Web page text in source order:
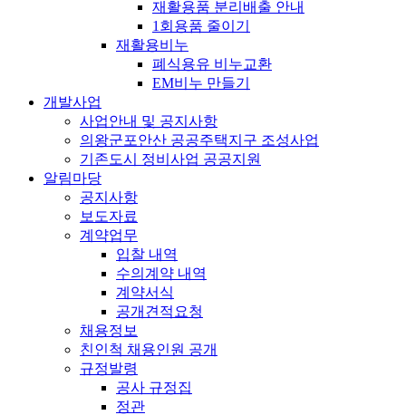
재활용품 분리배출 안내
1회용품 줄이기
재활용비누
폐식용유 비누교환
EM비누 만들기
개발사업
사업안내 및 공지사항
의왕군포안산 공공주택지구 조성사업
기존도시 정비사업 공공지원
알림마당
공지사항
보도자료
계약업무
입찰 내역
수의계약 내역
계약서식
공개견적요청
채용정보
친인척 채용인원 공개
규정발령
공사 규정집
정관